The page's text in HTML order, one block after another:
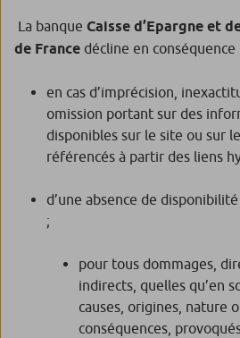
La banque Caisse d’Epargne et
de France décline en
en cas d’imprécision,
omission portant sur des
disponibles sur le site ou sur
référencés à partir des liens
d’une absence de
;
pour tous dommages,
indirects, quelles qu’en
causes, origines, nature
conséquences,